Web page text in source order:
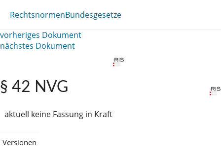
RechtsnormenBundesgesetze
vorheriges Dokument
nächstes Dokument
§ 42 NVG
aktuell keine Fassung in Kraft
Versionen